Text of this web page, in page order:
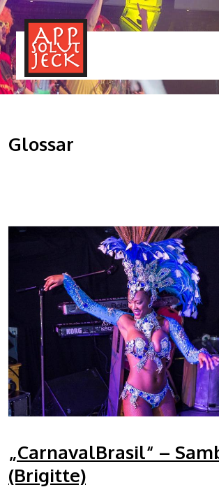
Glossar
„CarnavalBrasil“ –
(Brigitte)